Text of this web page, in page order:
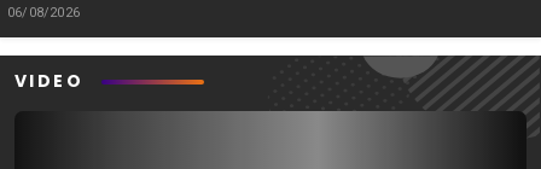
06/08/2026
VIDEO